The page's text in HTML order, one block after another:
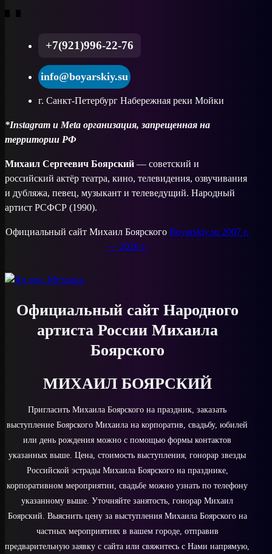
+7(921)996-22-76
info@boyarskiy.su
г. Санкт-Петербург Набережная реки Мойки
*Instagram и Meta организация, запрещенная на
территории РФ
Михаил Сергеевич Боярский — советский и
российский актёр театра, кино, телевидения, озвучивания
и дубляжа, певец, музыкант и телеведущий. Народный
артист РСФСР (1990).
Официальный сайт Михаил БоярскогоBoyarskiy.su 2007 г.
— 2026 г.
Официальный сайт Народного
артиста России Михаила
Боярского
МИХАИЛ БОЯРСКИЙ
Пригласить Михаила Боярского на праздник, заказать
выступление Боярского Михаила на корпоратив, свадьбу, юбилей
или день рождения можно с помощью формы контактов
указанных выше. Цена, стоимость выступления, гонорар звезды
Российской эстрады Михаила Боярского на празднике,
корпоративном мероприятии, свадьбе можно узнать по телефону
указанному выше. Уточняйте занятость, гонорар Михаил
Боярский. Выяснить цену за выступления Михаила Боярского на
частных мероприятиях в вашем городе, отправив
предварительную заявку с сайта или свяжитесь с Нами напрямую,